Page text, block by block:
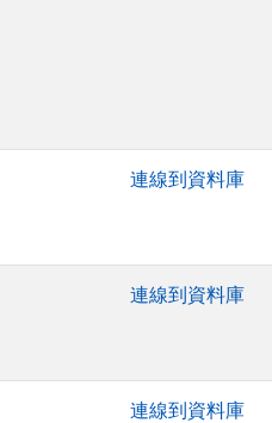
連線到資料庫
連線到資料庫
連線到資料庫